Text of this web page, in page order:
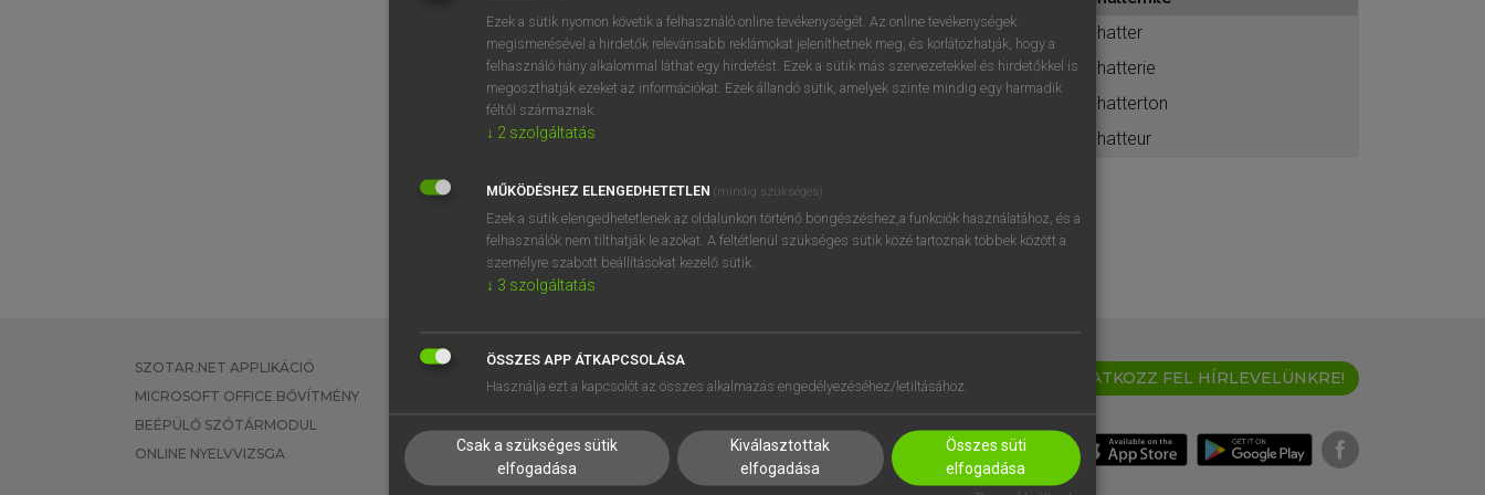
BELÉPÉS
próbaverziójának elindításához
regisztrálok ésbelépek.
REGISZTRÁCIÓ
chatter
chatterie
chatterton
chatteur
SZOTAR.NET APPLIKÁCIÓ
MICROSOFT OFFICE BŐVÍTMÉNY
BEÉPÜLŐ SZÓTÁRMODUL
ONLINE NYELVVIZSGA
EGYÉNI FELHASZNÁLÓKNAK
TANULÓKNAK
VÁLLALATI MEGOLDÁSOK
SÚGÓ
RÓLUNK
SÜTI BEÁLLÍTÁSOK
IRATKOZZ FEL HÍRLEVELÜNKRE!
Ezek a sütik nyomon követik a felhasználó online tevékenységét. Az online tevékenységek
megismerésével a hirdetők relevánsabb reklámokat jeleníthetnek meg, és korlátozhatják, hogy a
felhasználó hány alkalommal láthat egy hirdetést. Ezek a sütik más szervezetekkel és hirdetőkkel is
megoszthatják ezeket az információkat. Ezek állandó sütik, amelyek szinte mindig egy harmadik
féltől származnak.
↓ 2 szolgáltatás
MŰKÖDÉSHEZ ELENGEDHETETLEN (mindig szükséges)
Ezek a sütik elengedhetetlenek az oldalunkon történő böngészéshez,a funkciók használatához, és a
felhasználók nem tilthatják le azokat. A feltétlenül szükséges sütik közé tartoznak többek között a
személyre szabott beállításokat kezelő sütik.
↓ 3 szolgáltatás
ÖSSZES APP ÁTKAPCSOLÁSA
Használja ezt a kapcsolót az összes alkalmazás engedélyezéséhez/letiltásához.
Csak a szükséges sütik
elfogadása
Kiválasztottak
elfogadása
Összes süti
elfogadása